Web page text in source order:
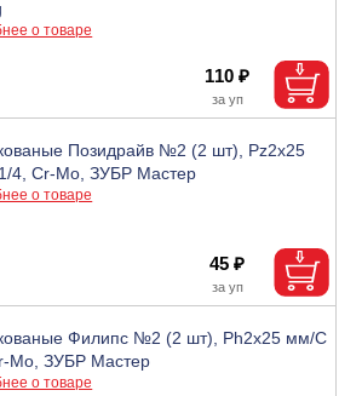
о товаре
110 ₽
Позидрайв №2 (2 шт), Pz2x25
4, Cr-Mo, ЗУБР Мастер
о товаре
45 ₽
Филипс №2 (2 шт), Ph2x25 мм/C
Mo, ЗУБР Мастер
о товаре